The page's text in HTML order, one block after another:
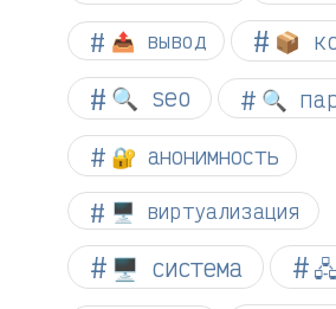
📤 вывод 📦
🔍 seo 🔍
🔐 анонимность
🖥️ виртуализация
🖥️ система 🖧